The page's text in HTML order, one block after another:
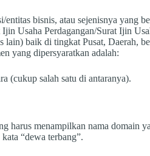
bisnis, atau sejenisnya yang
Usaha Perdagangan/Surat Ijin
lain) baik di tingkat Pusat, Daerah,
yang dipersyaratkan adalah:
(cukup salah satu di antaranya).
harus menampilkan nama domain
“dewa terbang”.